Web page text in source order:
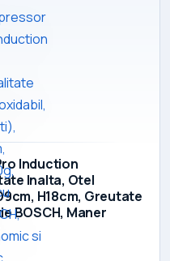
Induction
Inalta, Otel
H18cm, Greutate
BOSCH, Maner